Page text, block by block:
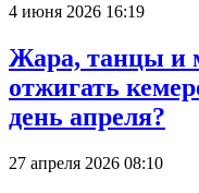
4 июня 2026 16:19
Жара, танцы и
отжигать
день апреля?
27 апреля 2026 08:10